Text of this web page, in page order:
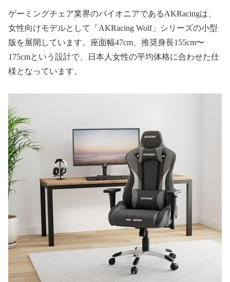
ゲーミングチェア業界のパイオニアであるAKRacingは、
女性向けモデルとして「AKRacing Wolf」シリーズの小型
版を展開しています。座面幅47cm、推奨身長155cm〜
175cmという設計で、日本人女性の平均体格に合わせた仕
様となっています。